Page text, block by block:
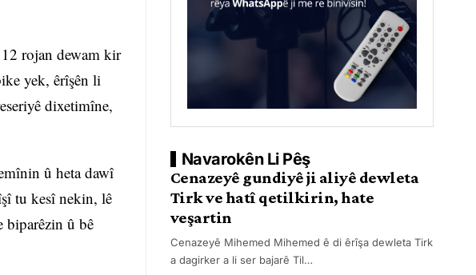
rojan dewam kir
yek, êrîşên li
dixetimîne,
û heta dawî
tu kesî nekin, lê
biparêzin û bê
Navarokên Li Pêş
Cenazeyê gundiyê ji aliyê dewleta
Tirk ve hatî qetilkirin, hate
veşartin
Cenazeyê Mihemed Mihemed ê di êrîşa dewleta Tirk
a dagirker a li ser bajarê Til…